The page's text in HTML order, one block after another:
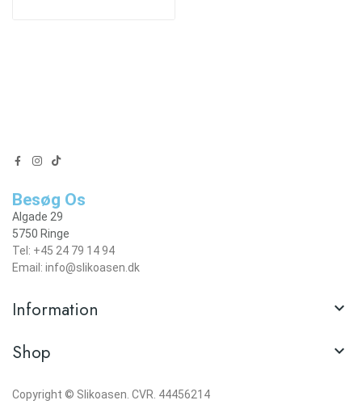
Besøg Os
Algade 29
5750 Ringe
Tel: +45 24 79 14 94
Email: info@slikoasen.dk
Information 
Shop 
Copyright © Slikoasen. CVR. 44456214